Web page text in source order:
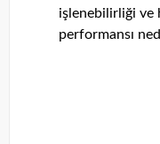
işlenebilirliği ve
performansı